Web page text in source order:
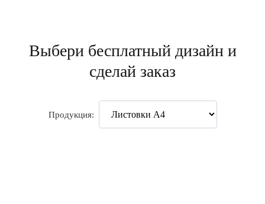
Выбери бесплатный дизайн и
сделай заказ
Продукция: